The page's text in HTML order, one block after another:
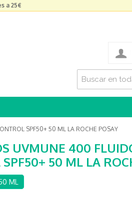
a 25€
SPF50+ 50 ML LA ROCHE POSAY
UVMUNE 400
50 ML LA
ML